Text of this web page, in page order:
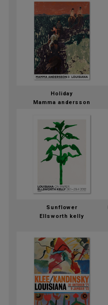
Holiday
Mamma andersson
Sunflower
Ellsworth kelly